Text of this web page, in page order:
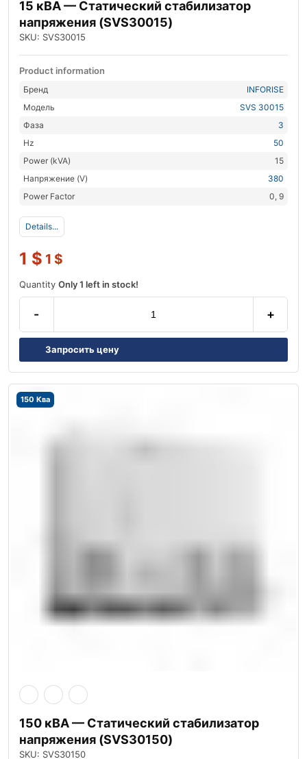
15 кВА — Статический стабилизатор
напряжения (SVS30015)
SKU: SVS30015
Product information
Бренд
INFORISE
Модель
SVS 30015
Фаза
3
Hz
50
Power (kVA)
15
Напряжение (V)
380
Power Factor
0, 9
Details...
1 $ 1 $
Quantity Only 1 left in stock!
- +
Запросить цену
150 Ква
150 кВА — Статический стабилизатор
напряжения (SVS30150)
SKU: SVS30150